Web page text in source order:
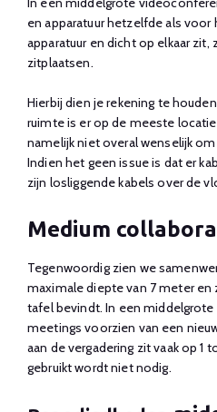
en apparatuur hetzelfde als
apparatuur en dicht op elkaar
zitplaatsen.
Hierbij dien je rekening te
ruimte is er op de meeste
namelijk niet overal wenselijk
Indien het geen issue is dat er
zijn losliggende kabels over de
Medium
Tegenwoordig zien we
maximale diepte van 7 meter en
tafel bevindt. In een middelgrote
meetings voorzien van een
aan de vergadering zit vaak op
gebruikt wordt niet nodig.